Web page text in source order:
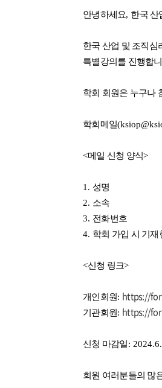
안녕하세요, 한국 산
한국 산업 및 조직심
특별강의를 진행합
학회 회원은 누구나
학회메일
<메일 신청 양식>
1. 성명
2. 소속
3. 전화번호
4. 학회 가입 시 기재
<신청 링크>
개인회원: https://
기관회원: https://
신청 마감일:
회원 여러분들의 많